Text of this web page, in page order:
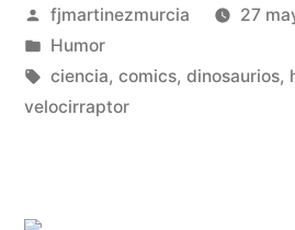
Publicado
por
fjmartinezmurcia
27
Publicado
en
Humor
Etiquetas:
ciencia, comics, dinosaurios,
velocirraptor